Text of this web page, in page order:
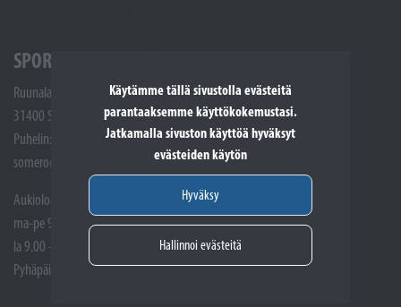
Käytämme tällä sivustolla evästeitä
parantaaksemme käyttökokemustasi.
Jatkamalla sivuston käyttöä hyväksyt
evästeiden käytön
Hyväksy
Hallinnoi evästeitä
SPORTTIKONE SOMERO
Ruunalantie 5
31400 Somero
Puhelin: (02) 748 9300
somero@sporttikone.fi
Aukioloajat
ma-pe 9.00 - 17.00
la 9.00 - 14.00
Pyhäpäivät suljettuna